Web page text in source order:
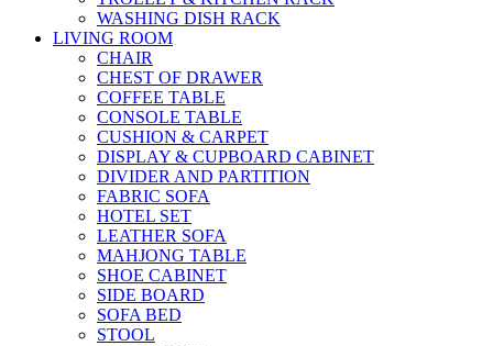
WASHING DISH RACK
LIVING ROOM
CHAIR
CHEST OF DRAWER
COFFEE TABLE
CONSOLE TABLE
CUSHION & CARPET
DISPLAY & CUPBOARD CABINET
DIVIDER AND PARTITION
FABRIC SOFA
HOTEL SET
LEATHER SOFA
MAHJONG TABLE
SHOE CABINET
SIDE BOARD
SOFA BED
STOOL